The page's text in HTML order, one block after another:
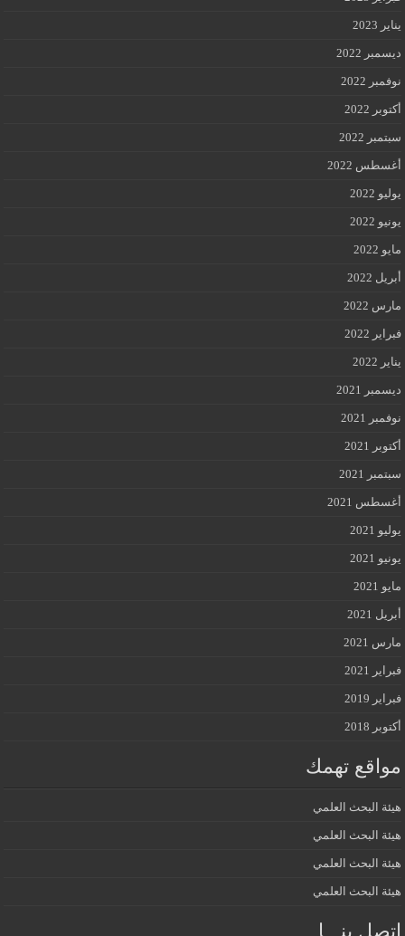
يناير 2023
ديسمبر 2022
نوفمبر 2022
أكتوبر 2022
سبتمبر 2022
أغسطس 2022
يوليو 2022
يونيو 2022
مايو 2022
أبريل 2022
مارس 2022
فبراير 2022
يناير 2022
ديسمبر 2021
نوفمبر 2021
أكتوبر 2021
سبتمبر 2021
أغسطس 2021
يوليو 2021
يونيو 2021
مايو 2021
أبريل 2021
مارس 2021
فبراير 2021
فبراير 2019
أكتوبر 2018
مواقع تهمك
هيئة البحث العلمي
هيئة البحث العلمي
هيئة البحث العلمي
هيئة البحث العلمي
إتصل بنـــا